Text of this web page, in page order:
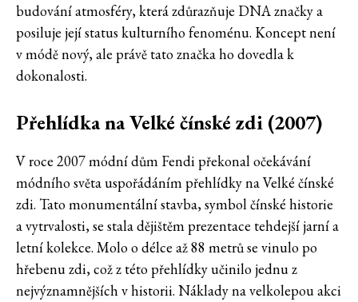
budování atmosféry, která zdůrazňuje DNA značky a
posiluje její status kulturního fenoménu. Koncept není
v módě nový, ale právě tato značka ho dovedla k
dokonalosti.
Přehlídka na Velké čínské zdi (2007)
V roce 2007 módní dům Fendi překonal očekávání
módního světa uspořádáním přehlídky na Velké čínské
zdi. Tato monumentální stavba, symbol čínské historie
a vytrvalosti, se stala dějištěm prezentace tehdejší jarní a
letní kolekce. Molo o délce až 88 metrů se vinulo po
hřebenu zdi, což z této přehlídky učinilo jednu z
nejvýznamnějších v historii. Náklady na velkolepou akci